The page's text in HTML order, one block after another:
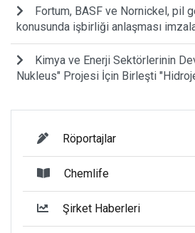
Fortum, BASF ve Nornickel, pil
konusunda işbirliği anlaşması
Kimya ve Enerji Sektörlerinin
Nukleus" Projesi İçin Birleşti
Röportajlar
Chemlife
Şirket Haberleri